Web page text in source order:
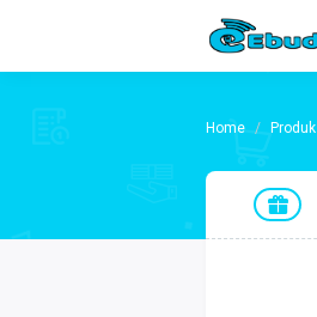
Produk